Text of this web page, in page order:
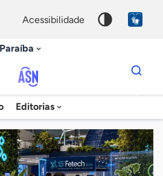
acessibilidade
Paraíba
Agência
Sebrae
de
Notícias
Editorias
Dados
para
chave